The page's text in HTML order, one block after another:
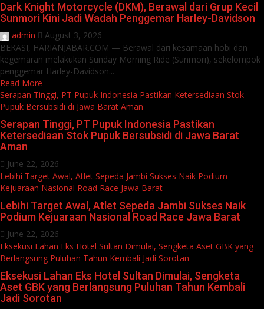
Dark Knight Motorcycle (DKM), Berawal dari Grup Kecil
Sunmori Kini Jadi Wadah Penggemar Harley-Davidson
admin
August 3, 2026
BEKASI, HARIANJABAR.COM — Berawal dari kesamaan hobi dan
kegemaran melakukan Sunday Morning Ride (Sunmori), sekelompok
penggemar Harley-Davidson...
Read More
Serapan Tinggi, PT Pupuk Indonesia Pastikan Ketersediaan Stok
Pupuk Bersubsidi di Jawa Barat Aman
Serapan Tinggi, PT Pupuk Indonesia Pastikan
Ketersediaan Stok Pupuk Bersubsidi di Jawa Barat
Aman
June 22, 2026
Lebihi Target Awal, Atlet Sepeda Jambi Sukses Naik Podium
Kejuaraan Nasional Road Race Jawa Barat
Lebihi Target Awal, Atlet Sepeda Jambi Sukses Naik
Podium Kejuaraan Nasional Road Race Jawa Barat
June 22, 2026
Eksekusi Lahan Eks Hotel Sultan Dimulai, Sengketa Aset GBK yang
Berlangsung Puluhan Tahun Kembali Jadi Sorotan
Eksekusi Lahan Eks Hotel Sultan Dimulai, Sengketa
Aset GBK yang Berlangsung Puluhan Tahun Kembali
Jadi Sorotan